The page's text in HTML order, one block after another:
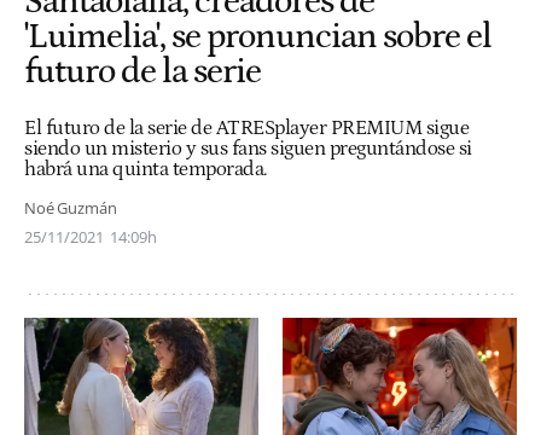
'Luimelia', se pronuncian sobre el
futuro de la serie
El futuro de la serie de ATRESplayer PREMIUM sigue
siendo un misterio y sus fans siguen preguntándose si
habrá una quinta temporada.
Noé Guzmán
25/11/2021 14:09h